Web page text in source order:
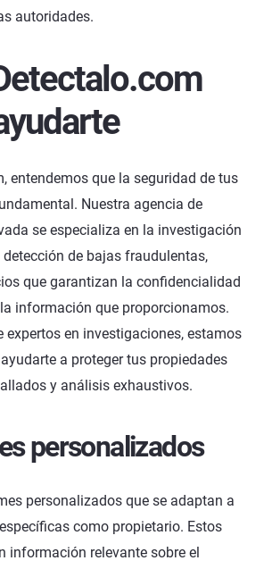
autoridades.
entendemos que la seguridad de tus
Nuestra agencia de
se especializa en la investigación
de bajas fraudulentas,
que garantizan la confidencialidad
información que proporcionamos.
expertos en investigaciones, estamos
a proteger tus propiedades
y análisis exhaustivos.
personalizados
personalizados que se adaptan a
como propietario. Estos
información relevante sobre el